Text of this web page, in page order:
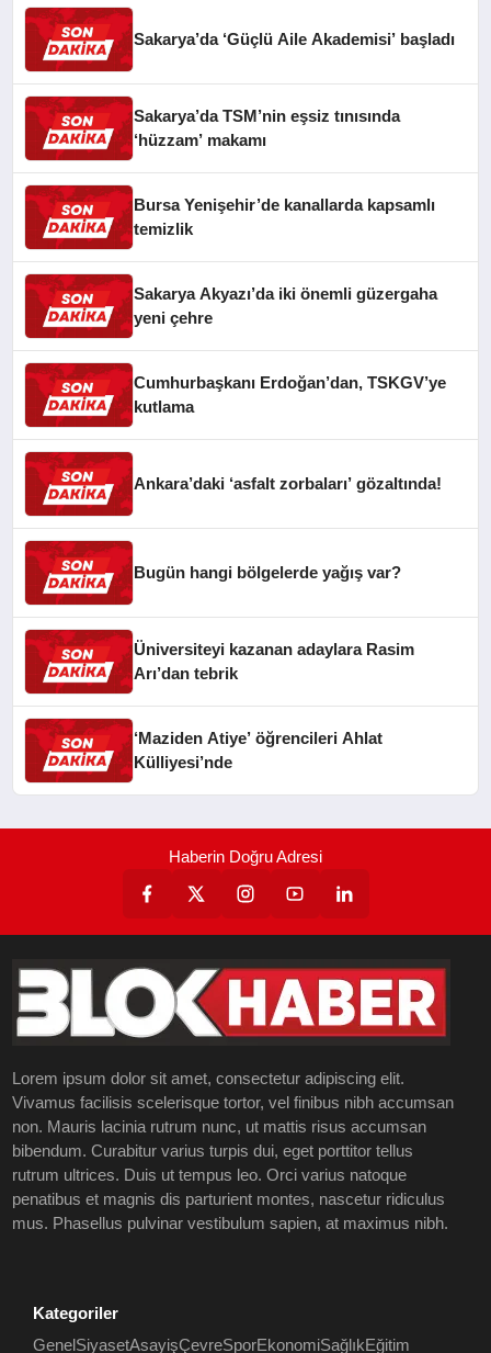
Sakarya’da ‘Güçlü Aile Akademisi’ başladı
Sakarya’da TSM’nin eşsiz tınısında
‘hüzzam’ makamı
Bursa Yenişehir’de kanallarda kapsamlı
temizlik
Sakarya Akyazı’da iki önemli güzergaha
yeni çehre
Cumhurbaşkanı Erdoğan’dan, TSKGV’ye
kutlama
Ankara’daki ‘asfalt zorbaları’ gözaltında!
Bugün hangi bölgelerde yağış var?
Üniversiteyi kazanan adaylara Rasim
Arı’dan tebrik
‘Maziden Atiye’ öğrencileri Ahlat
Külliyesi’nde
Haberin Doğru Adresi
Lorem ipsum dolor sit amet, consectetur adipiscing elit.
Vivamus facilisis scelerisque tortor, vel finibus nibh accumsan
non. Mauris lacinia rutrum nunc, ut mattis risus accumsan
bibendum. Curabitur varius turpis dui, eget porttitor tellus
rutrum ultrices. Duis ut tempus leo. Orci varius natoque
penatibus et magnis dis parturient montes, nascetur ridiculus
mus. Phasellus pulvinar vestibulum sapien, at maximus nibh.
Kategoriler
Genel SiyasetAsayişÇevreSporEkonomiSağlıkEğitim